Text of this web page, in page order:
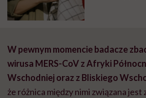
W pewnym momencie badacze
wirusa MERS-CoV z Afryki
Wschodniej oraz z Bliskiego
że różnica między nimi związana jest